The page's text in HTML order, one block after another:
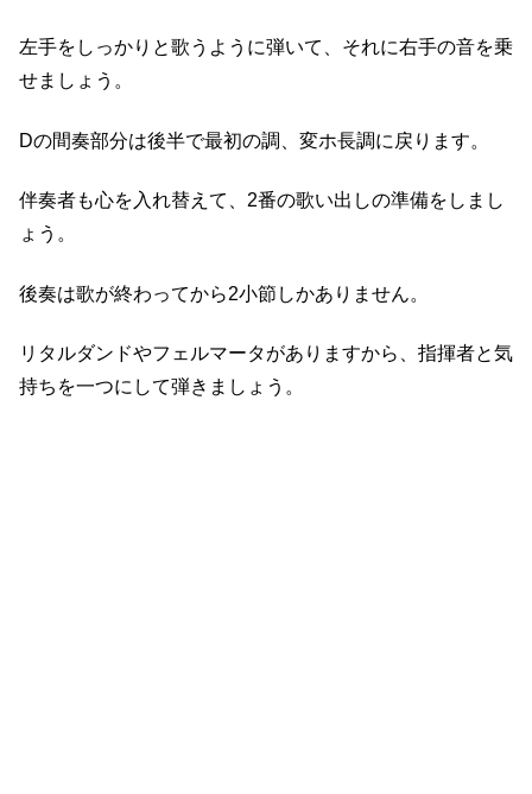
左手をしっかりと歌うように弾いて、それに右手の音を乗
せましょう。
Dの間奏部分は後半で最初の調、変ホ長調に戻ります。
伴奏者も心を入れ替えて、2番の歌い出しの準備をしまし
ょう。
後奏は歌が終わってから2小節しかありません。
リタルダンドやフェルマータがありますから、指揮者と気
持ちを一つにして弾きましょう。